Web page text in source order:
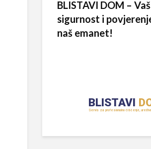
BLISTAVI DOM –
sigurnost i
naš emanet!